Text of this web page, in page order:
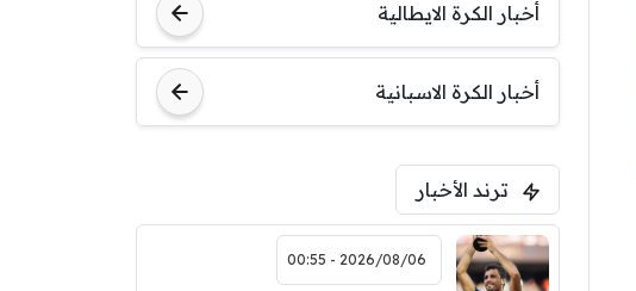
أخبار الكرة الايطالية
أخبار الكرة الاسبانية
ترند الأخبار
2026/08/06 - 00:55